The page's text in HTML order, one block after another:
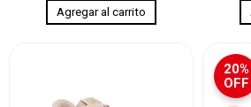
20%
OFF